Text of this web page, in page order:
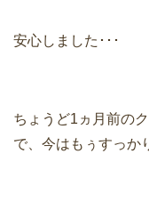
安心しました･･･
ちょうど1ヵ月前の
で、今はもぅすっか